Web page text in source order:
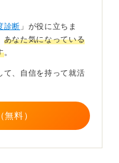
ッション業界が挙げ
ー、あるいはブラン
マーチャンダイザー）
ンの最前線でご自身
ーティストといった
関心が高い人にとって
診断 」が役に立ちま
あなた気になっている
。
て、自信を持って就活
料）